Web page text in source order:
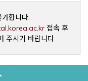
합니다.
Opens a
접속 후
주시기 바랍니다.